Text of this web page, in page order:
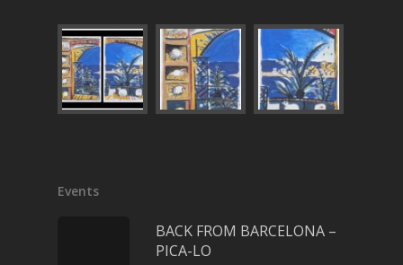
Events
BACK FROM BARCELONA –
PICA-LO